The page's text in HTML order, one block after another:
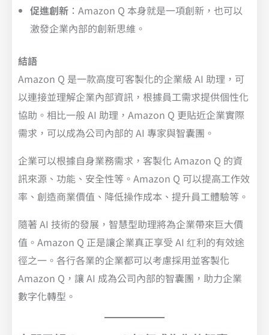
促進創新 ：Amazon Q 本身就是一項創新，也可以
激發企業內部的創新思維。
結語
Amazon Q 是一款高度可客製化的企業級 AI 助理，可
以連接並理解企業內部資訊，根據員工需求提供個性化
協助。相比一般 AI 助理，Amazon Q 更貼近企業實際
需求，可以成為公司內部的 AI 專家與智囊團。
企業可以根據自身業務需求，客製化 Amazon Q 的資
訊來源、功能、安全性等。Amazon Q 可以提高工作效
率、創造商業價值、降低操作成本、提升員工體驗等。
隨著 AI 技術的發展，智慧型助理將為企業帶來巨大價
值。Amazon Q 正是讓企業真正享受 AI 红利的有效途
徑之一。各行各業的企業都可以考慮採用並客製化
Amazon Q，讓 AI 成為公司內部的智囊團，助力企業
數字化轉型。